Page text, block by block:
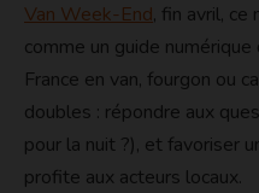
Van Week-End, fin avril,
comme un guide
France en van, fourgon ou
doubles : répondre aux
pour la nuit ?), et favoriser
profite aux acteurs locaux.